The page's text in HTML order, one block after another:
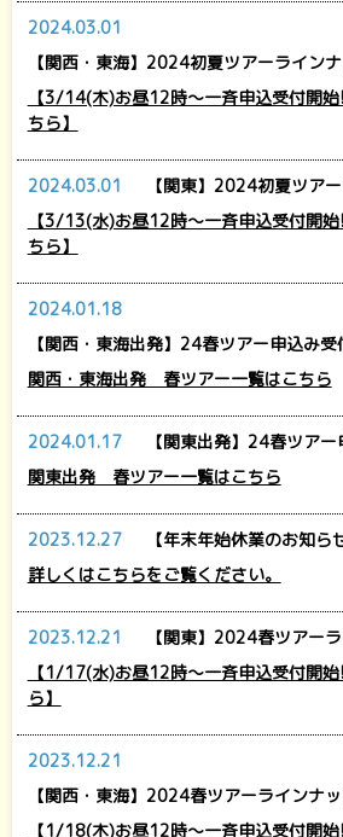
2024.03.01
【関西・東海】2024初夏ツアーライン
【3/14(木)お昼12時～一斉申込受付開
ちら】
2024.03.01
【関東】2024初夏ツア
【3/13(水)お昼12時～一斉申込受付開
ちら】
2024.01.18
【関西・東海出発】24春ツアー申込み
関西・東海出発 春ツアー一覧はこちら
2024.01.17
【関東出発】24春ツア
関東出発 春ツアー一覧はこちら
2023.12.27
【年末年始休業のお知ら
詳しくはこちらをご覧ください。
2023.12.21
【関東】2024春ツアー
【1/17(水)お昼12時～一斉申込受付開
ら】
2023.12.21
【関西・東海】2024春ツアーラインナ
【1/18(木)お昼12時～一斉申込受付開